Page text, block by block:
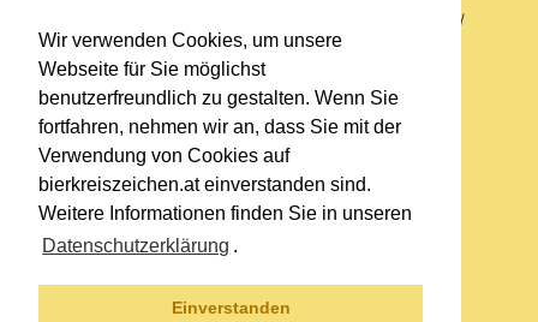
Wir verwenden Cookies, um unsere
Webseite für Sie möglichst
benutzerfreundlich zu gestalten. Wenn Sie
fortfahren, nehmen wir an, dass Sie mit der
Verwendung von Cookies auf
bierkreiszeichen.at einverstanden sind.
Weitere Informationen finden Sie in unseren
Datenschutzerklärung .
Einverstanden
Sie befinden sich auf https://www.bierkreiszeichen.at/
im Pfad:Übers Bier/Biersorten
Erstellt: 2012-08-31
Links
Impressum
Datenschutzerklärung